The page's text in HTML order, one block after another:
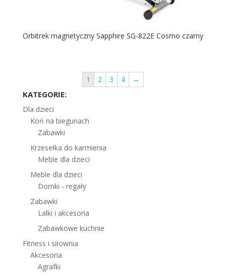
Orbitrek magnetyczny Sapphire SG-822E Cosmo czarny
1 2 3 4 →
KATEGORIE:
Dla dzieci
Koń na biegunach
Zabawki
Krzesełka do karmienia
Meble dla dzieci
Meble dla dzieci
Domki - regały
Zabawki
Lalki i akcesoria
Zabawkowe kuchnie
Fitness i siłownia
Akcesoria
Agrafki